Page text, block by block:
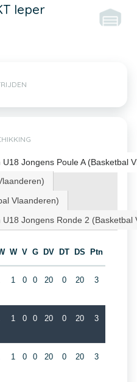
Ieper
Jongens Poule A (Basketbal
Vlaanderen)
Jongens Ronde 2 (Basketbal
W V G DV DT DS Ptn
1 0 0 20 0 20 3
1 0 0 20 0 20 3
1 0 0 20 0 20 3